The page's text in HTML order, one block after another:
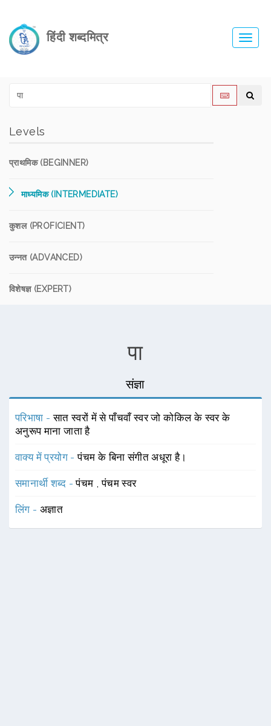
हिंदी शब्दमित्र
Levels
प्राथमिक (BEGINNER)
माध्यमिक (INTERMEDIATE)
कुशल (PROFICIENT)
उन्नत (ADVANCED)
विशेषज्ञ (EXPERT)
पा
संज्ञा
परिभाषा -सात स्वरों में से पाँचवाँ स्वर जो कोकिल के स्वर के
अनुरूप माना जाता है
वाक्य में प्रयोग -पंचम के बिना संगीत अधूरा है।
समानार्थी शब्द -पंचम ,पंचम स्वर
लिंग - अज्ञात